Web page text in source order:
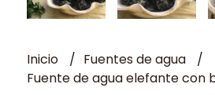
Inicio
Fuentes de agua
Fuente de agua elefante con